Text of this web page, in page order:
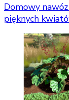
Domowy
pięknych